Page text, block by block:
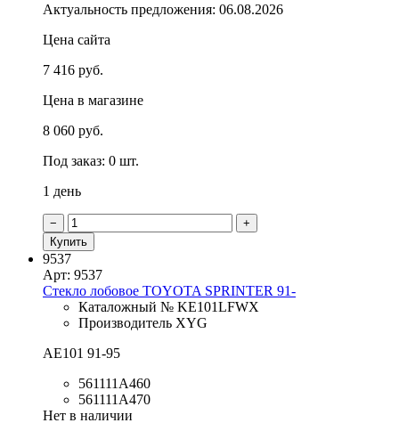
Актуальность предложения: 06.08.2026
Цена сайта
7 416 руб.
Цена в магазине
8 060 руб.
Под заказ: 0 шт.
1 день
−
+
Купить
9537
Арт: 9537
Стекло лобовое TOYOTA SPRINTER 91-
Каталожный № KE101LFWX
Производитель XYG
AE101 91-95
561111A460
561111A470
Нет в наличии